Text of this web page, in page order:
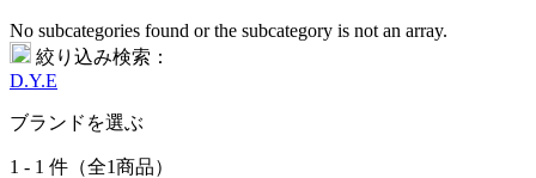
No subcategories found or the subcategory is not an array.
絞り込み検索：
D.Y.E
ブランドを選ぶ
1 - 1 件（全1商品）